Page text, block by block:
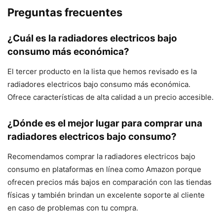
Preguntas frecuentes
¿Cuál es la radiadores electricos bajo
consumo más económica?
El tercer producto en la lista que hemos revisado es la
radiadores electricos bajo consumo más económica.
Ofrece características de alta calidad a un precio accesible.
¿Dónde es el mejor lugar para comprar una
radiadores electricos bajo consumo?
Recomendamos comprar la radiadores electricos bajo
consumo en plataformas en línea como Amazon porque
ofrecen precios más bajos en comparación con las tiendas
físicas y también brindan un excelente soporte al cliente
en caso de problemas con tu compra.